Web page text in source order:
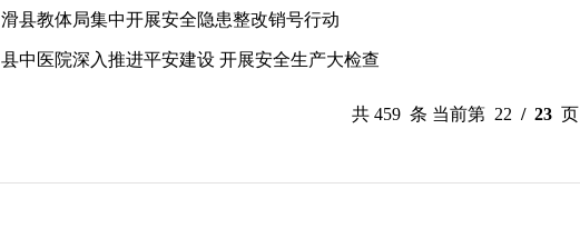
滑县教体局集中开展安全隐患整改销号行动
县中医院深入推进平安建设 开展安全生产大检查
共 459 条 当前第 22 / 23 页